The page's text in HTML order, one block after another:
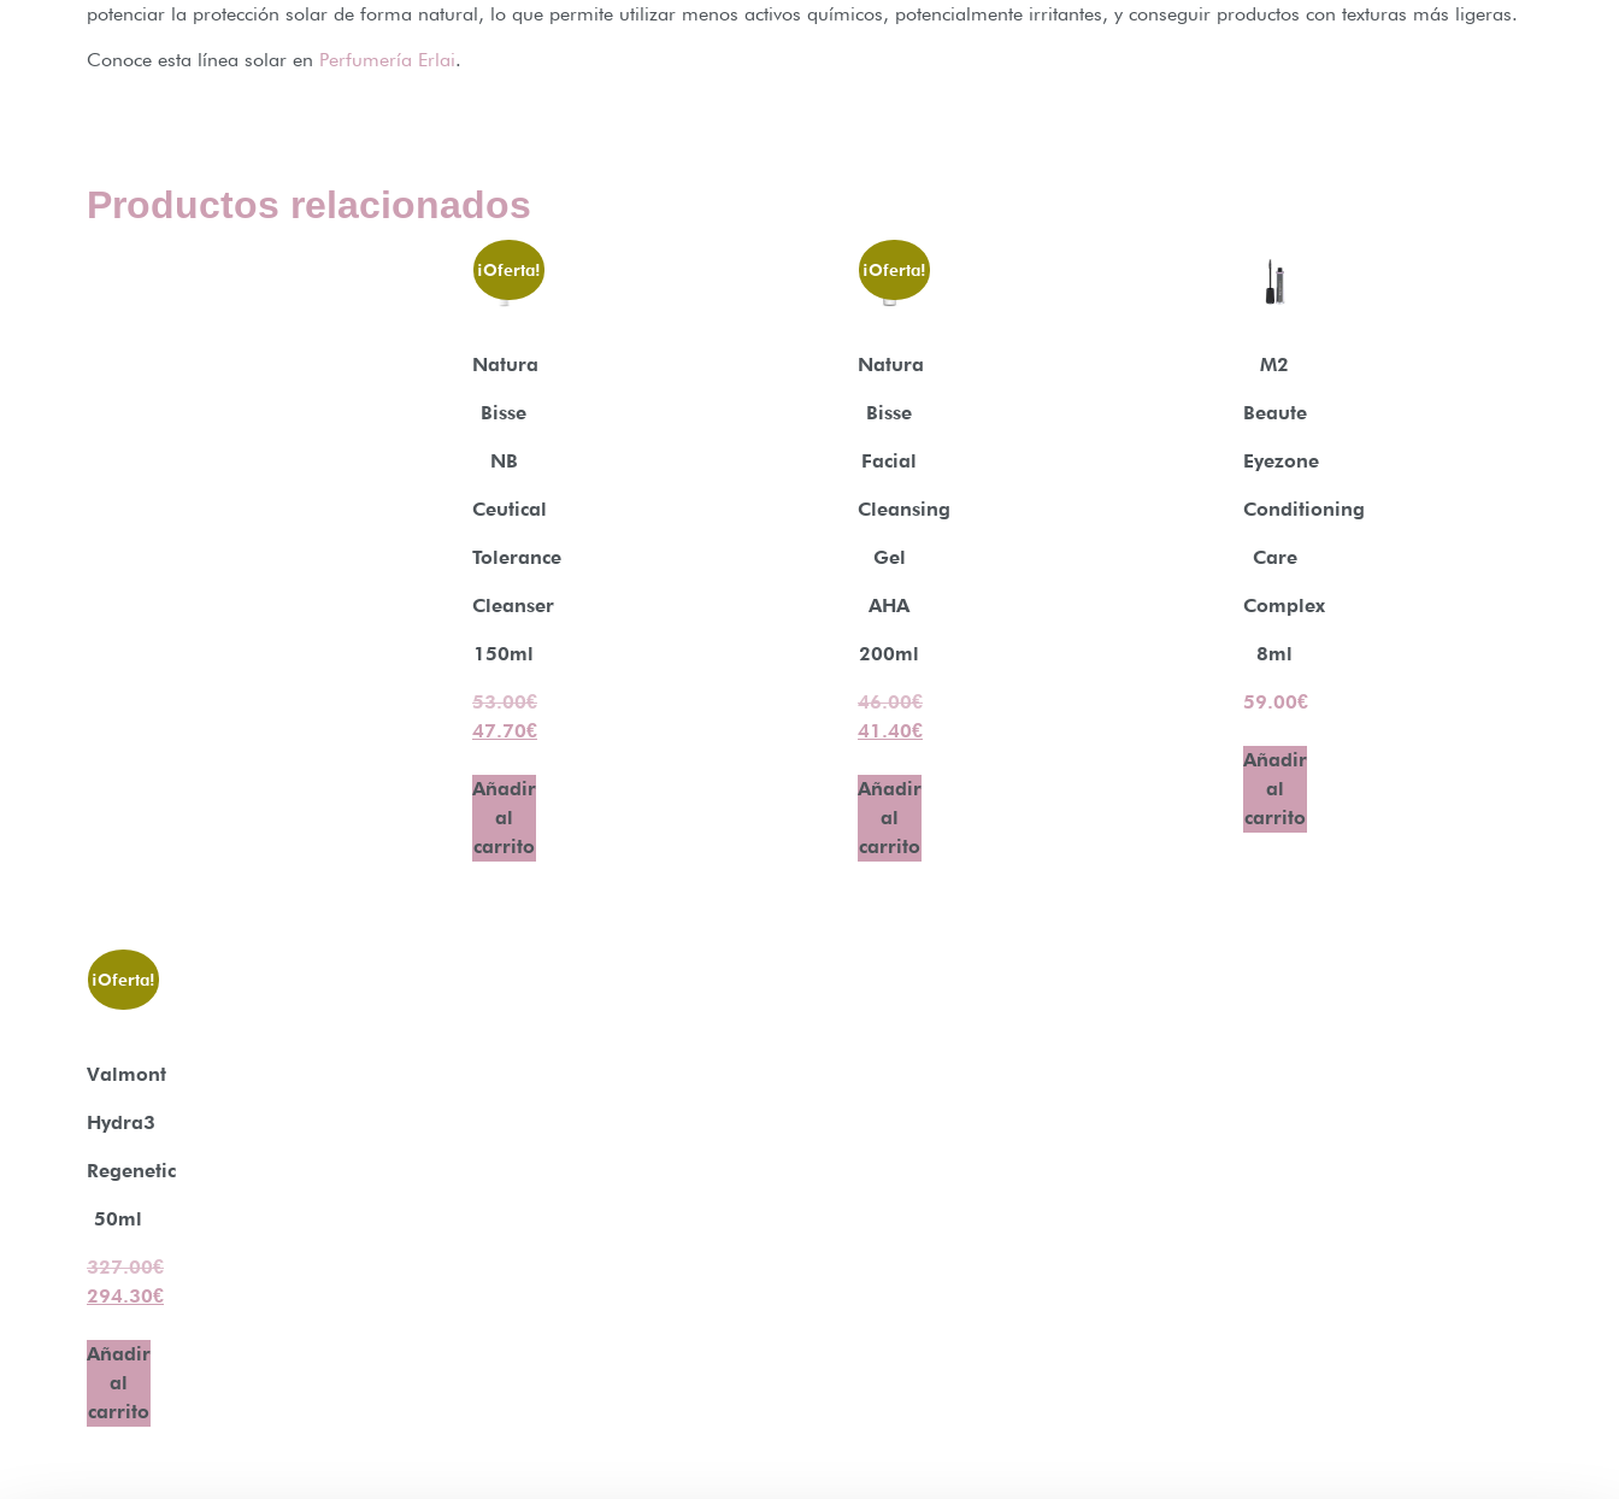
potenciar la protección solar de forma natural, lo que permite utilizar menos activos químicos, potencialmente irritantes, y conseguir productos con texturas más ligeras.
Conoce esta línea solar en Perfumería Erlai.
Productos relacionados
¡Oferta!
Natura
Bisse
NB
Ceutical
Tolerance
Cleanser
150ml
53.00€
47.70€
Añadir
al
carrito
¡Oferta!
Natura
Bisse
Facial
Cleansing
Gel
AHA
200ml
46.00€
41.40€
Añadir
al
carrito
M2
Beaute
Eyezone
Conditioning
Care
Complex
8ml
59.00€
Añadir
al
carrito
¡Oferta!
Valmont
Hydra3
Regenetic
50ml
327.00€
294.30€
Añadir
al
carrito